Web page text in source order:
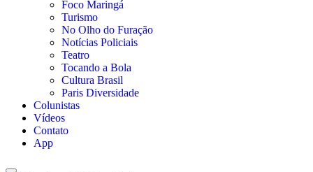
Foco Maringá
Turismo
No Olho do Furação
Notícias Policiais
Teatro
Tocando a Bola
Cultura Brasil
Paris Diversidade
Colunistas
Vídeos
Contato
App